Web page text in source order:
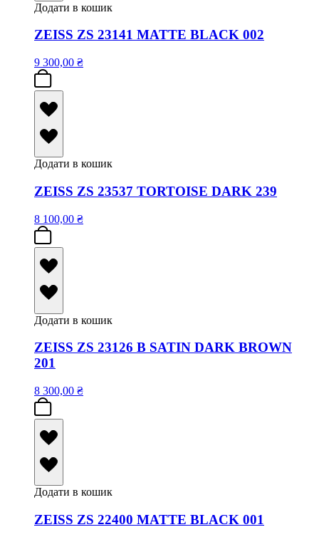
Додати в кошик
ZEISS ZS 23141 MATTE BLACK 002
9 300,00 ₴
Додати в кошик
ZEISS ZS 23537 TORTOISE DARK 239
8 100,00 ₴
Додати в кошик
ZEISS ZS 23126 B SATIN DARK BROWN
201
8 300,00 ₴
Додати в кошик
ZEISS ZS 22400 MATTE BLACK 001